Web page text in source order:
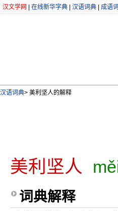
汉文学网 在线新华字典 汉语词典 成语
汉语词典> 美利坚人的解释
美利坚人
词典解释